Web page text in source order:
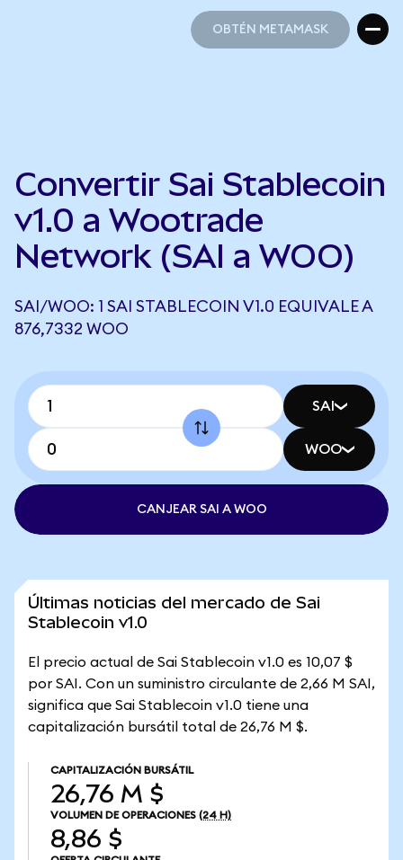
OBTÉN METAMASK
Convertir Sai Stablecoin
v1.0 a Wootrade
Network (SAI a WOO)
SAI/WOO: 1 SAI STABLECOIN V1.0 EQUIVALE A
876,7332 WOO
SAI
WOO
CANJEAR SAI A WOO
Últimas noticias del mercado de Sai
Stablecoin v1.0
El precio actual de Sai Stablecoin v1.0 es 10,07 $
por SAI. Con un suministro circulante de 2,66 M SAI,
significa que Sai Stablecoin v1.0 tiene una
capitalización bursátil total de 26,76 M $.
CAPITALIZACIÓN BURSÁTIL
26,76 M $
VOLUMEN DE OPERACIONES (24 H)
8,86 $